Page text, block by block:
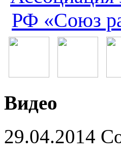
РФ «Союз
Видео
29.04.2014